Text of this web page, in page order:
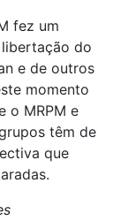
fez um
do
e de outros
momento
o MRPM e
têm de
que